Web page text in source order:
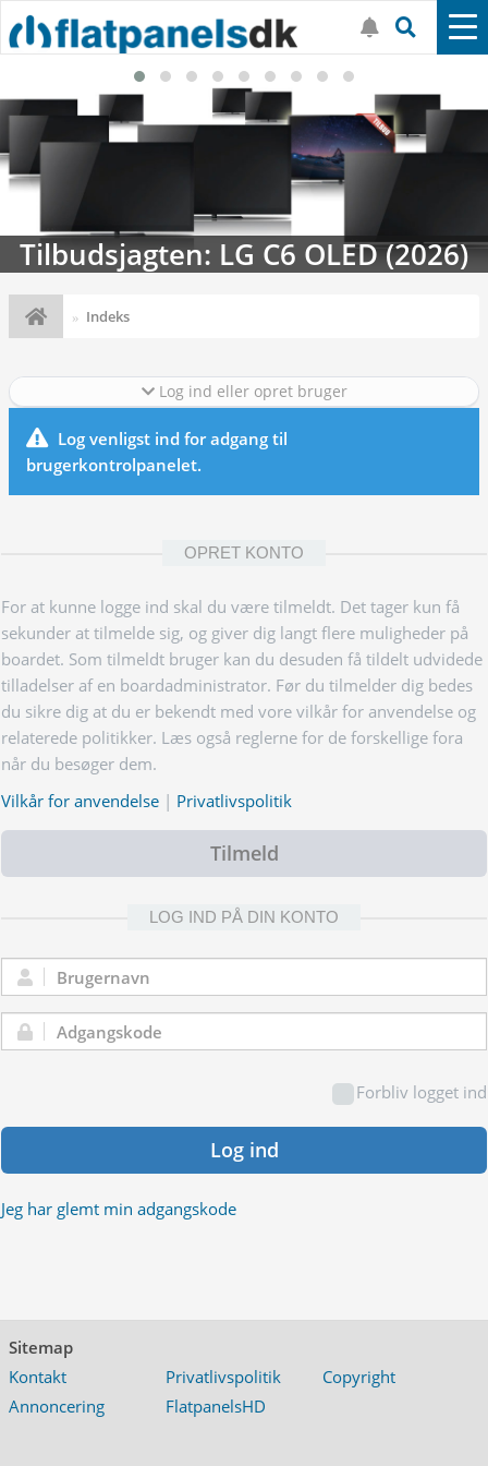
Tilbudsjagten: LG C6 OLED (2026)
Indeks
Log ind eller opret bruger
Log venligst ind for adgang til
brugerkontrolpanelet.
OPRET KONTO
For at kunne logge ind skal du være tilmeldt. Det tager kun få
sekunder at tilmelde sig, og giver dig langt flere muligheder på
boardet. Som tilmeldt bruger kan du desuden få tildelt udvidede
tilladelser af en boardadministrator. Før du tilmelder dig bedes
du sikre dig at du er bekendt med vore vilkår for anvendelse og
relaterede politikker. Læs også reglerne for de forskellige fora
når du besøger dem.
Vilkår for anvendelse | Privatlivspolitik
Tilmeld
LOG IND PÅ DIN KONTO
Brugernavn:
Adgangskode:
Forbliv logget ind
Log ind
Jeg har glemt min adgangskode
Sitemap
Kontakt
Privatlivspolitik
Copyright
Annoncering
FlatpanelsHD